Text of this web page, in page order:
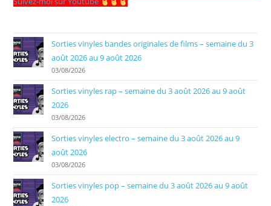
Sorties vinyles bandes originales de films – semaine du 3
août 2026 au 9 août 2026
03/08/2026
Sorties vinyles rap – semaine du 3 août 2026 au 9 août
2026
03/08/2026
Sorties vinyles electro – semaine du 3 août 2026 au 9
août 2026
03/08/2026
Sorties vinyles pop – semaine du 3 août 2026 au 9 août
2026